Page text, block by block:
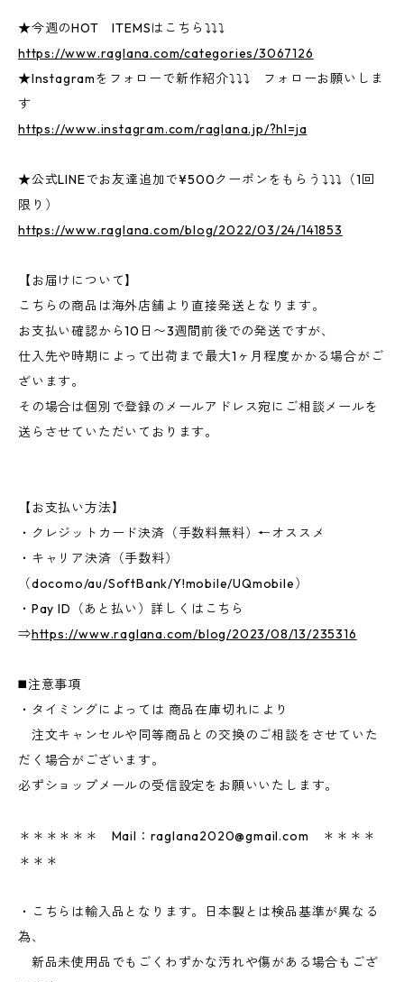
★今週のHOT ITEMSはこちら⤵⤵⤵
https://www.raglana.com/categories/3067126
★Instagramをフォローで新作紹介⤵⤵⤵ フォローお願いしま
す
https://www.instagram.com/raglana.jp/?hl=ja
★公式LINEでお友達追加で¥500クーポンをもらう⤵⤵⤵（1回
限り）
https://www.raglana.com/blog/2022/03/24/141853
【お届けについて】
こちらの商品は海外店舗より直接発送となります。
お支払い確認から10日〜3週間前後での発送ですが、
仕入先や時期によって出荷まで最大1ヶ月程度かかる場合がご
ざいます。
その場合は個別で登録のメールアドレス宛にご相談メールを
送らさせていただいております。
【お支払い方法】
・クレジットカード決済（手数料無料）←オススメ
・キャリア決済（手数料）
（docomo/au/SoftBank/Y!mobile/UQmobile）
・Pay ID（あと払い）詳しくはこちら
⇒https://www.raglana.com/blog/2023/08/13/235316
◼️注意事項
・タイミングによっては 商品在庫切れにより
注文キャンセルや同等商品との交換のご相談をさせていた
だく場合がございます。
必ずショップメールの受信設定をお願いいたします。
＊＊＊＊＊＊ Mail： raglana2020@gmail.com ＊＊＊＊
＊＊＊
・こちらは輸入品となります。日本製とは検品基準が異なる
為、
新品未使用品でもごくわずかな汚れや傷がある場合もござ